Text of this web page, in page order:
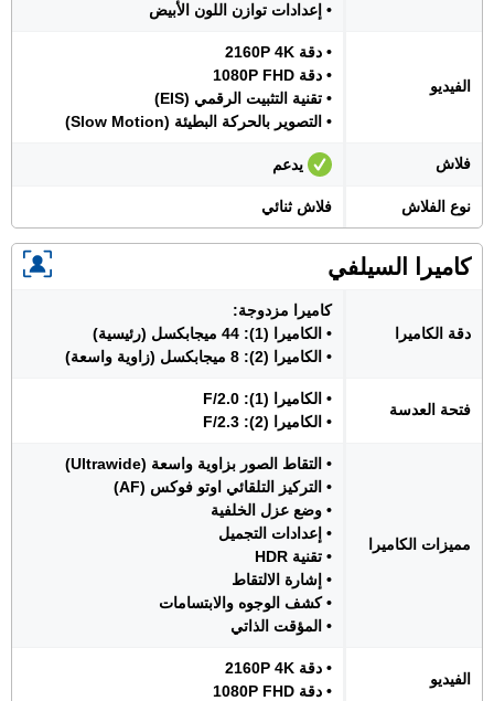
• إعدادات توازن اللون الأبيض
الفيديو
• دقة 2160P 4K
• دقة 1080P FHD
• تقنية التثبيت الرقمي (EIS)
• التصوير بالحركة البطيئة (Slow Motion)
فلاش يدعم
نوع الفلاش فلاش ثنائي
كاميرا السيلفي
دقة الكاميرا
كاميرا مزدوجة:
• الكاميرا (1): 44 ميجابكسل (رئيسية)
• الكاميرا (2): 8 ميجابكسل (زاوية واسعة)
فتحة العدسة
• الكاميرا (1): F/2.0
• الكاميرا (2): F/2.3
مميزات الكاميرا
• التقاط الصور بزاوية واسعة (Ultrawide)
• التركيز التلقائي اوتو فوكس (AF)
• وضع عزل الخلفية
• إعدادات التجميل
• تقنية HDR
• إشارة الالتقاط
• كشف الوجوه والابتسامات
• المؤقت الذاتي
الفيديو
• دقة 2160P 4K
• دقة 1080P FHD